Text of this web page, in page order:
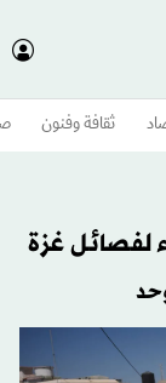
ثقافة وفنون
لفصائل غزة